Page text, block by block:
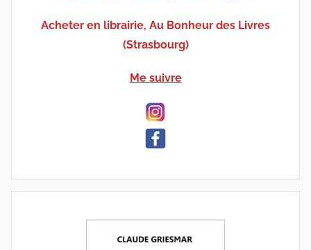
Acheter en librairie, Au Bonheur des Livres
(Strasbourg)
Me suivre